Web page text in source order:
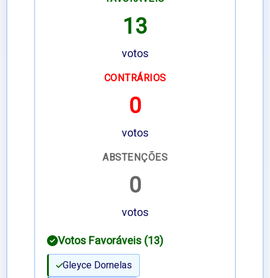
13
votos
CONTRÁRIOS
0
votos
ABSTENÇÕES
0
votos
Votos Favoráveis (13)
Gleyce Dornelas